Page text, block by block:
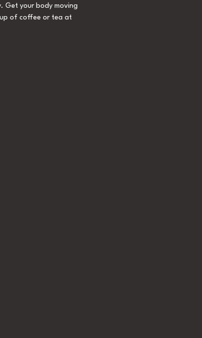
Get your body moving
of coffee or tea at